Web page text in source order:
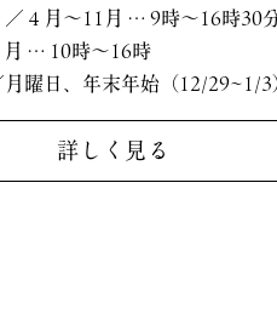
／４月～11月 … 9時～16時
月 … 10時～16時
月曜日、年末年始（12/29~1/3
詳しく見る